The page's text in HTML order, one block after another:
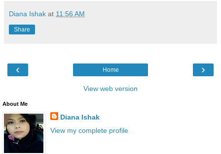
Diana Ishak at 11:56 AM
Share
‹ ›
Home
View web version
About Me
Diana Ishak
View my complete profile